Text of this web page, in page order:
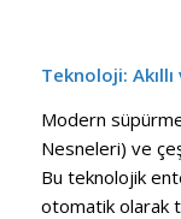
Teknoloji:
Modern
Nesneleri) ve
Bu teknolojik
otomatik olarak